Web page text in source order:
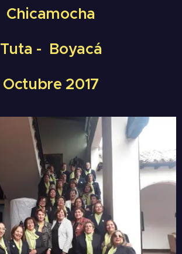
Chicamocha
Tuta - Boyacá
Octubre 2017